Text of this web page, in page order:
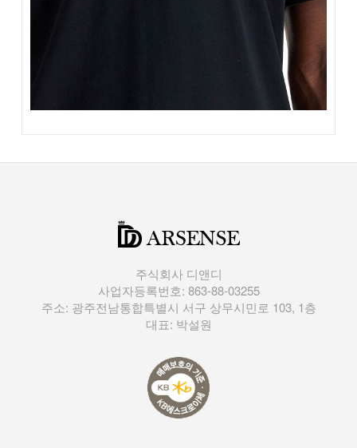
주식회사 디앤디
사업자등록번호: 863-88-03255
주소: 광주전남통합특별시 서구 상무시민로 103, 1층
대표: 박설원